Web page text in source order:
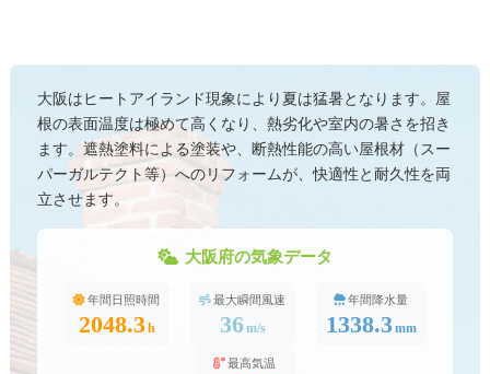
大阪はヒートアイランド現象により夏は猛暑となります。屋
根の表面温度は極めて高くなり、熱劣化や室内の暑さを招き
ます。遮熱塗料による塗装や、断熱性能の高い屋根材（スー
パーガルテクト等）へのリフォームが、快適性と耐久性を両
立させます。
大阪府の気象データ
年間日照時間
2048.3h
最大瞬間風速
36m/s
年間降水量
1338.3mm
最高気温